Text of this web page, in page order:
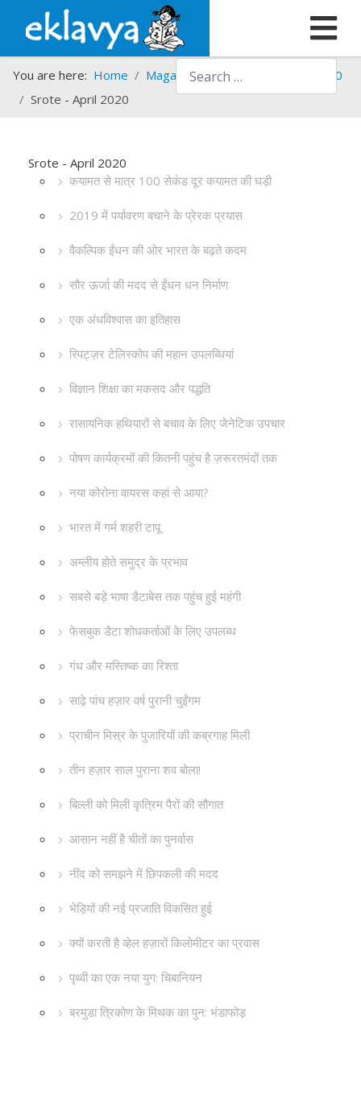
Search
You are here: Home Magazines Srote
Srote - 2020
Srote - April 2020
Srote - April 2020
कयामत से मात्र 100 सेकंड दूर कयामत की घड़ी
2019 में पर्यावरण बचाने के प्रेरक प्रयास
वैकल्पिक ईंधन की ओर भारत के बढ़ते कदम
सौर ऊर्जा की मदद से ईंधन धन निर्माण
एक अंधविश्वास का इतिहास
स्पिट्ज़र टेलिस्कोप की महान उपलब्धियां
विज्ञान शिक्षा का मकसद और पद्धति
रासायनिक हथियारों से बचाव के लिए जेनेटिक उपचार
पोषण कार्यक्रमों की कितनी पहुंच है ज़रूरतमंदों तक
नया कोरोना वायरस कहां से आया?
भारत में गर्म शहरी टापू
अम्लीय होते समुद्र के प्रभाव
सबसे बड़े भाषा डैटाबेस तक पहुंच हुई महंगी
फेसबुक डैटा शोधकर्ताओं के लिए उपलब्ध
गंध और मस्तिष्क का रिश्ता
साढ़े पांच हज़ार वर्ष पुरानी चुईंगम
प्राचीन मिस्र के पुजारियों की कब्रगाह मिली
तीन हज़ार साल पुराना शव बोला!
बिल्ली को मिली कृत्रिम पैरों की सौगात
आसान नहीं है चीतों का पुनर्वास
नींद को समझने में छिपकली की मदद
भेड़ियों की नई प्रजाति विकसित हुई
क्यों करती है व्हेल हज़ारों किलोमीटर का प्रवास
पृथ्वी का एक नया युग: चिबानियन
बरमुडा त्रिकोण के मिथक का पुन: भंडाफोड़